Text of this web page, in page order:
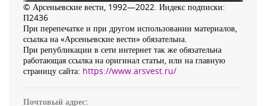
© Арсеньевские вести, 1992—2022. Индекс подписки:
П2436
При перепечатке и при другом использовании материалов,
ссылка на «Арсеньевские вести» обязательна.
При републикации в сети интернет так же обязательна
работающая ссылка на оригинал статьи, или на главную
страницу сайта: https://www.arsvest.ru/
Почтовый адрес: